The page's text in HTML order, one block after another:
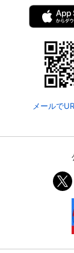
メールで